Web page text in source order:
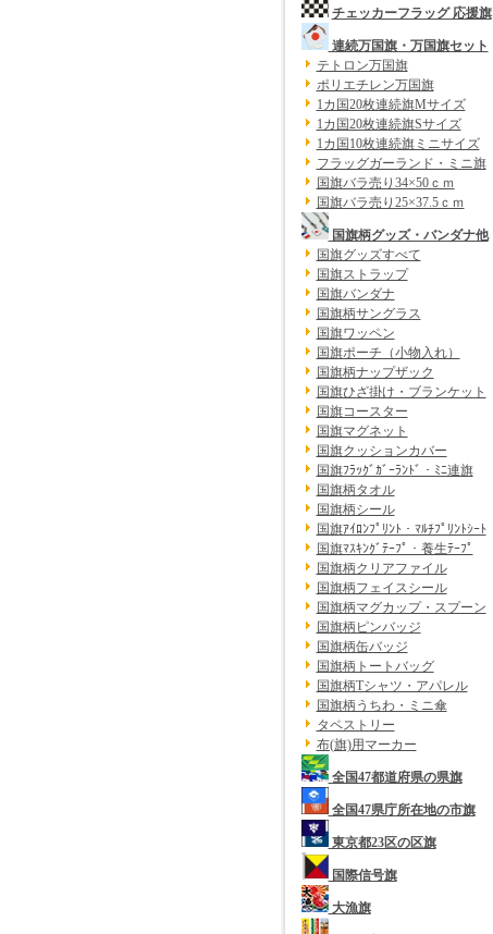
チェッカーフラッグ 応援旗
連続万国旗・万国旗セット
テトロン万国旗
ポリエチレン万国旗
1カ国20枚連続旗Mサイズ
1カ国20枚連続旗Sサイズ
1カ国10枚連続旗ミニサイズ
フラッグガーランド・ミニ旗
国旗バラ売り34×50ｃｍ
国旗バラ売り25×37.5ｃｍ
国旗柄グッズ・バンダナ他
国旗グッズすべて
国旗ストラップ
国旗バンダナ
国旗柄サングラス
国旗ワッペン
国旗ポーチ（小物入れ）
国旗柄ナップザック
国旗ひざ掛け・ブランケット
国旗コースター
国旗マグネット
国旗クッションカバー
国旗ﾌﾗｯｸﾞｶﾞｰﾗﾝﾄﾞ・ﾐﾆ連旗
国旗柄タオル
国旗柄シール
国旗ｱｲﾛﾝﾌﾟﾘﾝﾄ・ﾏﾙﾁﾌﾟﾘﾝﾄｼｰﾄ
国旗ﾏｽｷﾝｸﾞﾃｰﾌﾟ・養生ﾃｰﾌﾟ
国旗柄クリアファイル
国旗柄フェイスシール
国旗柄マグカップ・スプーン
国旗柄ピンバッジ
国旗柄缶バッジ
国旗柄トートバッグ
国旗柄Tシャツ・アパレル
国旗柄うちわ・ミニ傘
タペストリー
布(旗)用マーカー
全国47都道府県の県旗
全国47県庁所在地の市旗
東京都23区の区旗
国際信号旗
大漁旗